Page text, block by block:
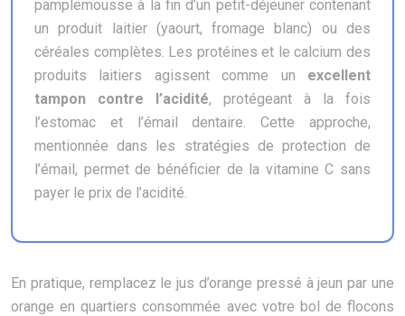
pamplemousse à la fin d’un petit-déjeuner contenant
un produit laitier (yaourt, fromage blanc) ou des
céréales complètes. Les protéines et le calcium des
produits laitiers agissent comme un excellent
tampon contre l’acidité, protégeant à la fois
l’estomac et l’émail dentaire. Cette approche,
mentionnée dans les stratégies de protection de
l’émail, permet de bénéficier de la vitamine C sans
payer le prix de l’acidité.
En pratique, remplacez le jus d’orange pressé à jeun par une
orange en quartiers consommée avec votre bol de flocons